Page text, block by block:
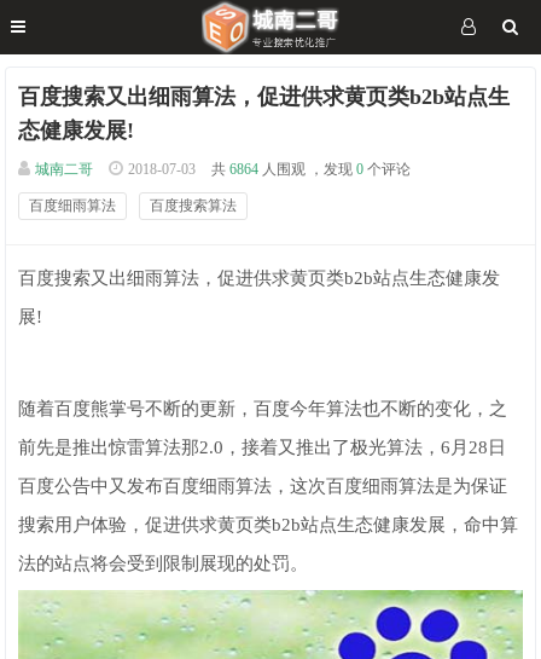
百度搜索又出细雨算法，促进供求黄页类b2b站点生
态健康发展!
城南二哥 2018-07-03 共 6864 人围观 ，发现 0 个评论
百度细雨算法 百度搜索算法
百度搜索又出细雨算法，促进供求黄页类b2b站点生态健康发
展!
随着百度熊掌号不断的更新，百度今年算法也不断的变化，之
前先是推出惊雷算法那2.0，接着又推出了极光算法，6月28日
百度公告中又发布百度细雨算法，这次百度细雨算法是为保证
搜索用户体验，促进供求黄页类b2b站点生态健康发展，命中算
法的站点将会受到限制展现的处罚。